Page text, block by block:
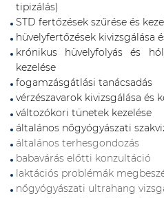
tipizálás)
STD fertőzések szűrése és
hüvelyfertőzések kivizsgálása
krónikus hüvelyfolyás és
kezelése
fogamzásgátlási tanácsadás
vérzészavarok kivizsgálása és
változókori tünetek kezelése
általános nőgyógyászati
általános terhesgondozás
babavárás előtti konzultáció
laktációs problémák
nőgyógyászati ultrahang